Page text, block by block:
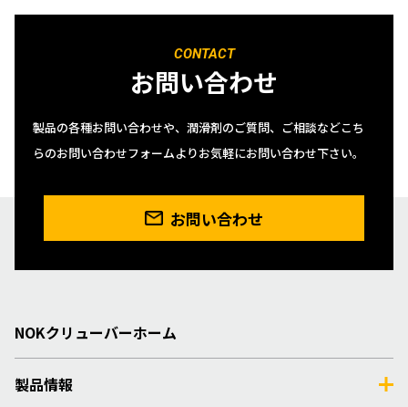
CONTACT
お問い合わせ
製品の各種お問い合わせや、潤滑剤のご質問、ご相談などこち
らのお問い合わせフォームよりお気軽にお問い合わせ下さい。
お問い合わせ
NOKクリューバーホーム
製品情報